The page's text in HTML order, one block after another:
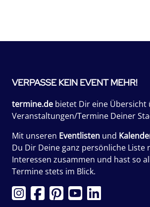
VERPASSE KEIN EVENT MEHR!
termine.de bietet Dir eine Übersicht
Veranstaltungen/Termine Deiner
Mit unseren Eventlisten und
Du Dir Deine ganz persönliche Liste
Interessen zusammen und hast so
Termine stets im Blick.